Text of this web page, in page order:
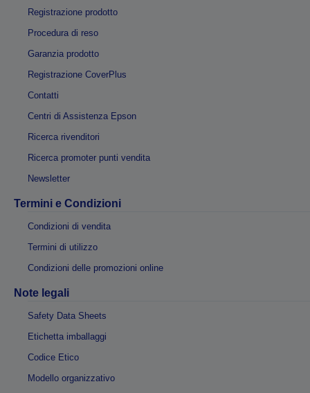
Registrazione prodotto
Procedura di reso
Garanzia prodotto
Registrazione CoverPlus
Contatti
Centri di Assistenza Epson
Ricerca rivenditori
Ricerca promoter punti vendita
Newsletter
Termini e Condizioni
Condizioni di vendita
Termini di utilizzo
Condizioni delle promozioni online
Note legali
Safety Data Sheets
Etichetta imballaggi
Codice Etico
Modello organizzativo